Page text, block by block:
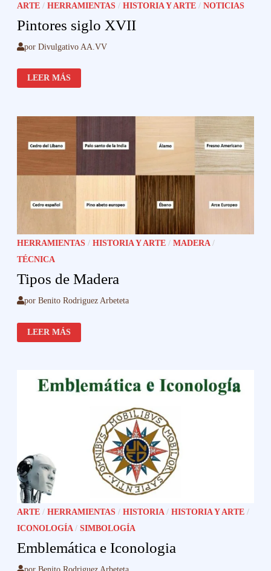
ARTE /HERRAMIENTAS /HISTORIA Y ARTE /NOTICIAS
Pintores siglo XVII
porDivulgativo AA.VV
PINTORES
SIGLO
XVII
LEER MÁS
HERRAMIENTAS /HISTORIA Y ARTE /MADERA/
TÉCNICA
Tipos de Madera
porBenito Rodriguez Arbeteta
TIPOS
DE
MADERA
LEER MÁS
ARTE /HERRAMIENTAS /HISTORIA/HISTORIA Y ARTE /
ICONOLOGÍA/SIMBOLOGÍA
Emblemática e Iconologia